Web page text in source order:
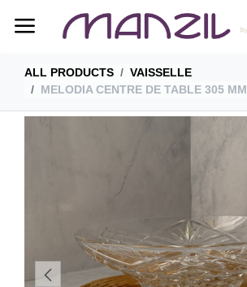
ALL PRODUCTS
VAISSELLE
MELODIA CENTRE DE TABLE 305 MM